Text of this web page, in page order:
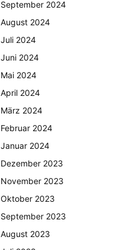
September 2024
August 2024
Juli 2024
Juni 2024
Mai 2024
April 2024
März 2024
Februar 2024
Januar 2024
Dezember 2023
November 2023
Oktober 2023
September 2023
August 2023